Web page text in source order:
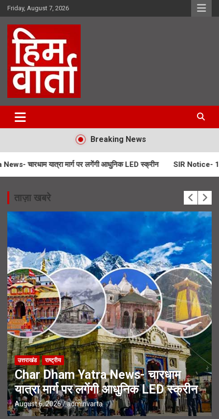
Skip
to
content
Friday, August 7, 2026
Him Varta
Breaking News
मार्ग पर लगेंगी आधुनिक LED स्क्रीन SIR Notice- 19 लाख लोगों तक
ताज़ा खबरे
उत्तराखंड राष्ट्रीय
Char Dham Yatra News- चारधाम
यात्रा मार्ग पर लगेंगी आधुनिक LED स्क्रीन
August 6, 2026 adminvarta